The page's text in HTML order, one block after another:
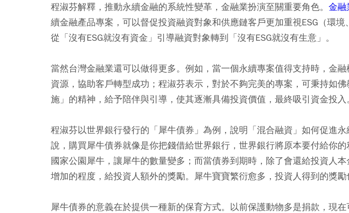
程淑芬解釋，推動永續金融的系統性變革，金融業扮演至關重要角色。 金融
續金融產品專案，可以督促投資融資對象和供應鏈客戶更加重視ESG（環境
從「沒有ESG就沒有資金」引導融資對象轉到「沒有ESG就沒有生意」。
當然台灣金融業還可以做得更多。例如，當一個永續專案值得支持時，金
資源，協助客戶轉型成功；程淑芬表示，對於不夠完美的專案，可秉持如
施」的精神，給予陪伴與引導，使其逐漸具備投資價值，最終吸引資金投入
程淑芬以世界銀行發行的「犀牛債券」為例，說明「混合融資」如何促進
說，購買犀牛債券就像是你把錢借給世界銀行，世界銀行將原本要付給你
國家公園犀牛，讓犀牛的數量變多；而當債券到期時，除了會還給投資人
增加的程度，給投資人額外的獎勵。犀牛寶寶繁衍愈多，投資人得到的獎勵
犀牛債券的意義在於提供一種新的保育方式。以前保護動物多是捐款，現